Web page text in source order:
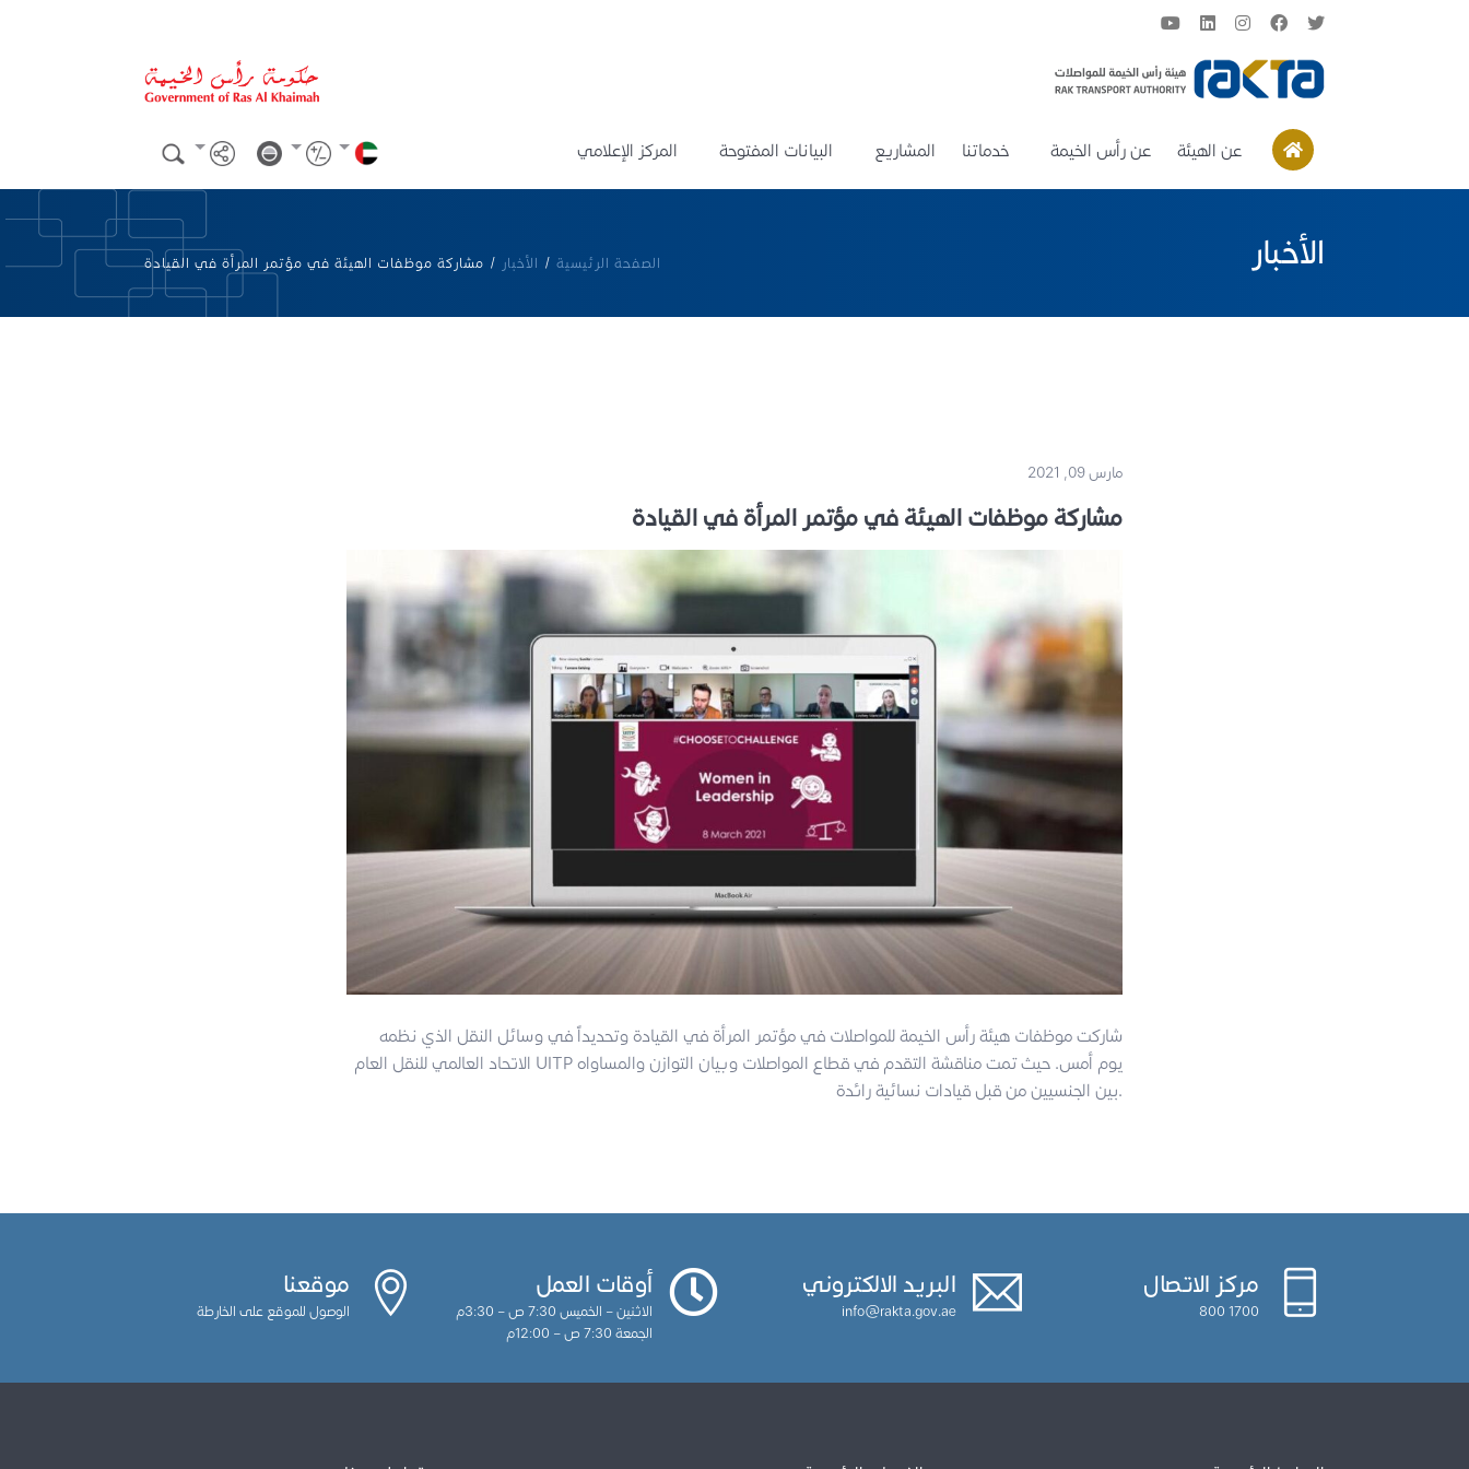
عن الهيئة عن رأس الخيمة خدماتنا المشاريع البيانات المفتوحة المركز الإعلامي
الأخبار الصفحة الرئيسية / الأخبار / مشاركة موظفات الهيئة في مؤتمر المرأة في القيادة
مارس 09, 2021
مشاركة موظفات الهيئة في مؤتمر المرأة في القيادة
شاركت موظفات هيئة رأس الخيمة للمواصلات في مؤتمر المرأة في القيادة وتحديداً في وسائل النقل الذي نظمه
الاتحاد العالمي للنقل العام UITP يوم أمس. حيث تمت مناقشة التقدم في قطاع المواصلات وبيان التوازن والمساواه
بين الجنسيين من قبل قيادات نسائية رائدة.
مركز الاتصال
1700 800
البريد الالكتروني
info@rakta.gov.ae
أوقات العمل
الاثنين – الخميس 7:30 ص – 3:30م
الجمعة 7:30 ص – 12:00م
موقعنا
الوصول للموقع على الخارطة